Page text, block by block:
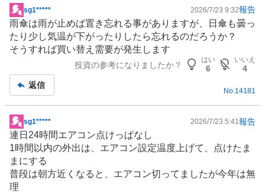
掲
示
板
記
sg1***** 2026/7/23 9:32報告
雨傘は雨が止めば置き忘れる事がありますが、日傘も曇っ
たり少し気温が下がったりしたら忘れるのだろうか？
そうすれば買い替え需要が発生します
投資の参考になりましたか？
はい
6
いいえ
4
返信
No.14181
掲
示
板
記
事
sg1***** 2026/7/23 5:41報告
連日24時間エアコン点けっぱなし
1時間以内の外出は、エアコン設定温度上げて、点けたま
まにする
普段は朝方近くなると、エアコン切ってましたが今年は無
理